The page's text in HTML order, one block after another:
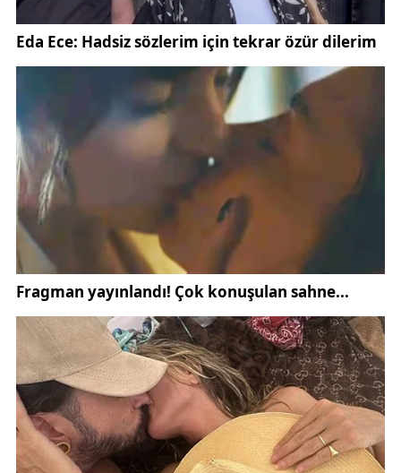
emeklilerin bayram ikramiyesi miktarının nihai
rakamının kısa süre içerisinde netleşeceğini
belirtiyor. Gündemdeki bu tartışma, emekliler
arasında büyük merak uyandırırken, resmi
açıklamaların ardından belirlenen tutarın hesaplara
yansımasının tüm hak sahipleri tarafından yakından
takip edileceği bildiriliyor.
2025 emekli ikramiyesiyle ilgili tüm gelişmeler
TBMM, SGK ve ilgili bakanlık kaynaklarından
gelecek resmi duyurularla netlik kazanacak.
Emekliler, açıklanacak rakamı sabırsızlıkla beklerken,
konuyla ilgili detayların ilerleyen günlerde
netleşeceği öngörülüyor.